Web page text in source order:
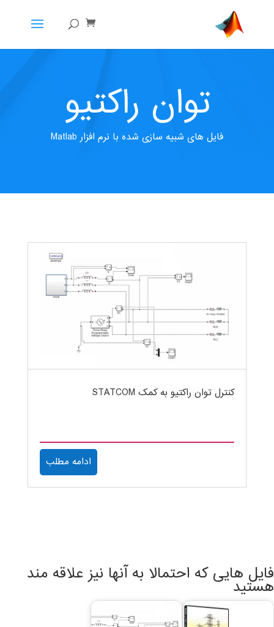
توان راکتیو
فایل های شبیه سازی شده با نرم افزار Matlab
کنترل توان راکتیو به کمک STATCOM
ادامه مطلب
فایل هایی که احتمالا به آنها نیز علاقه مند
هستید